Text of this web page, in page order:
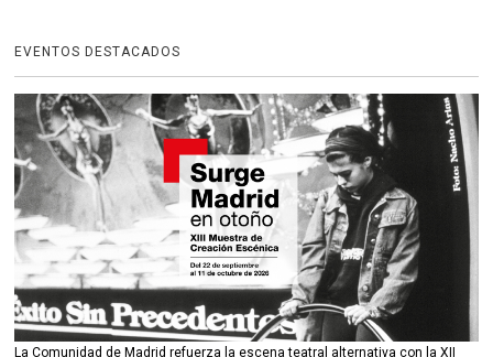
EVENTOS DESTACADOS
La Comunidad de Madrid refuerza la escena teatral alternativa con la XII